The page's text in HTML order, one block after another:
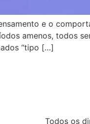
e o
amenos, todos
“tipo […]
Todos os